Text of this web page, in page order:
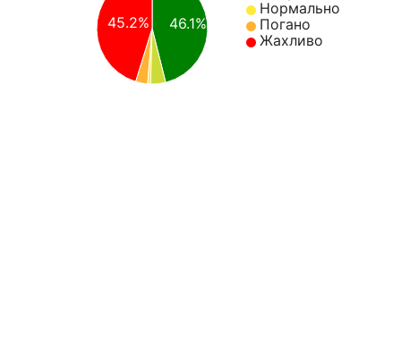
Нормально
Погано
Жахливо
46.1%
45.2%